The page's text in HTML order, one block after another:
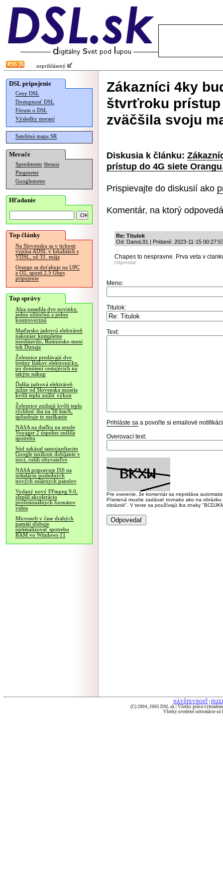
neprihlásený
DSL pripojenie
Ceny DSL
Dostupnosť DSL
Fórum o DSL
Výsledky meraní
Satelitná mapa SR
Merače
Speedmeter Merania
Pingmeter
Googlemeter
Hľadanie
Top články
Na Slovensku sa v tichosti
vypína ADSL v lokalitách s
VDSL, už 31. mája
Orange sa doťahuje na UPC
a O2, spustí 2.5 Gbps
pripojenie
Top správy
Alza nasadila dve novinky,
jednu užitočnú a jednu
kontroverznú
Maďarsko jadrovú elektráreň
nakoniec kompletne
neodstavilo, Rumunsko mení
tok Dunaja
Železnice predávajú dve
tretiny lístkov elektronicky,
po donútení cestujúcich na
takýto nákup
Ďalšia jadrová elektráreň
južne od Slovenska musela
kvôli teplu znížiť výkon
Železnice znižujú kvôli teplu
rýchlosť iba na 50 km/h,
spôsobuje to meškanie
NASA na diaľku na sonde
Voyager 2 úspešne znížila
spotrebu
Súd zakázal samojazdiacim
Google taxíkom dobíjanie v
noci, rušili obyvateľov
NASA pripravuje ISS na
inštaláciu posledných
nových solárnych panelov
Vydaný nový FFmpeg 9.0,
zlepšil akceleráciu
profesionálnych formátov
videa
Microsoft v čase drahých
pamätí sľubuje
optimalizovať spotrebu
RAM vo Windows 11
Zákazníci 4ky
štvrťroku prístup
zväčšila svoju
Diskusia k článku:
prístup do 4G siete
Prispievajte do diskusií ako
Komentár, na ktorý
Re: Titulok
Od: DanoL91 | Pridané: 2023-11-15
Chapes to nespravne. Prva veta v
Odpovedať
Meno:
Titulok:
Text:
Prihláste sa a povoľte si emailové
Overovací text:
Pre overenie, že komentár sa nepridáva
Písmená musíte zadávať rovnako ako na
obrázok". V texte sa používajú iba znaky
NÁVŠTEVNOSŤ
(C) 2004, 2005 DSL.sk | Všetky práva
Všetky uvedené informácie sú